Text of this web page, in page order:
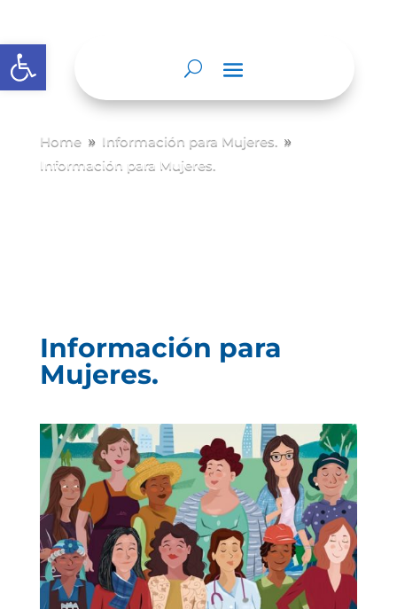
Abrir barra de herramientas
Home 9 Información para Mujeres. 9
Información para Mujeres.
Información para
Mujeres.